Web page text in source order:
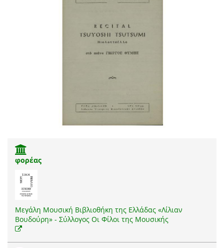
φορέας
Μεγάλη Μουσική Βιβλιοθήκη της Ελλάδας «Λίλιαν
Βουδούρη» - Σύλλογος Οι Φίλοι της Μουσικής